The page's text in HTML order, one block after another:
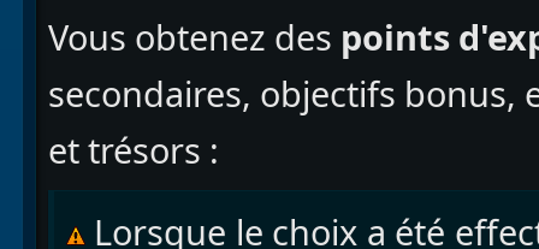
Vous obtenez des points
secondaires, objectifs bonus,
et trésors :
Lorsque le choix a été